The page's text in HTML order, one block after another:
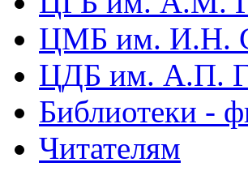
ЦМБ им. И.Н.
ЦДБ им. А.П.
Библиотеки -
Читателям